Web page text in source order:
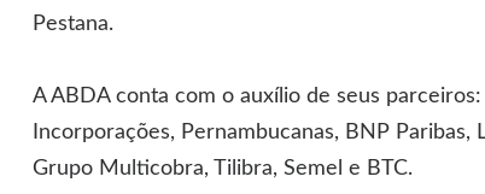
Pestana.
A ABDA conta com o auxílio de seus
Incorporações, Pernambucanas, BNP
Grupo Multicobra, Tilibra, Semel e BTC.